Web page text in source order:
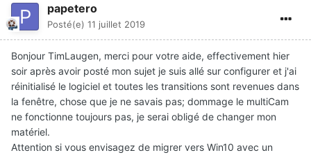
papetero
Posté(e) 11 juillet 2019
Bonjour TimLaugen, merci pour votre aide, effectivement hier
soir après avoir posté mon sujet je suis allé sur configurer et j'ai
réinitialisé le logiciel et toutes les transitions sont revenues dans
la fenêtre, chose que je ne savais pas; dommage le multiCam
ne fonctionne toujours pas, je serai obligé de changer mon
matériel.
Attention si vous envisagez de migrer vers Win10 avec un